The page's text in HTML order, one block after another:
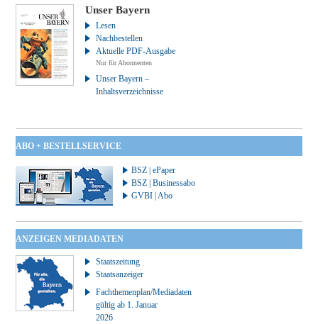
Unser Bayern
Lesen
Nachbestellen
Aktuelle PDF-Ausgabe
Nur für Abonnenten
Unser Bayern –
Inhaltsverzeichnisse
ABO + BESTELLSERVICE
BSZ | ePaper
BSZ | Businessabo
GVBI | Abo
ANZEIGEN MEDIADATEN
Staatszeitung
Staatsanzeiger
Fachthemenplan/Mediadaten
gültig ab 1. Januar
2026